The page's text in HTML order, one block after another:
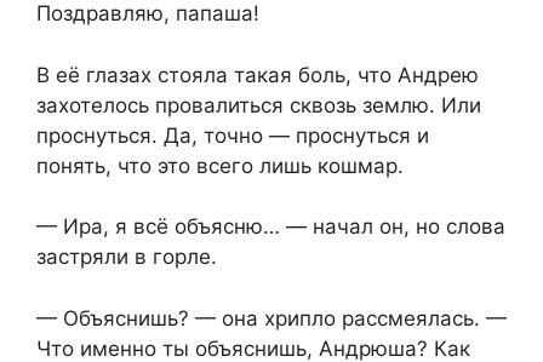
Поздравляю, папаша!
В её глазах стояла такая боль, что Андрею
захотелось провалиться сквозь землю. Или
проснуться. Да, точно — проснуться и
понять, что это всего лишь кошмар.
— Ира, я всё объясню… — начал он, но слова
застряли в горле.
— Объяснишь? — она хрипло рассмеялась. —
Что именно ты объяснишь, Андрюша? Как